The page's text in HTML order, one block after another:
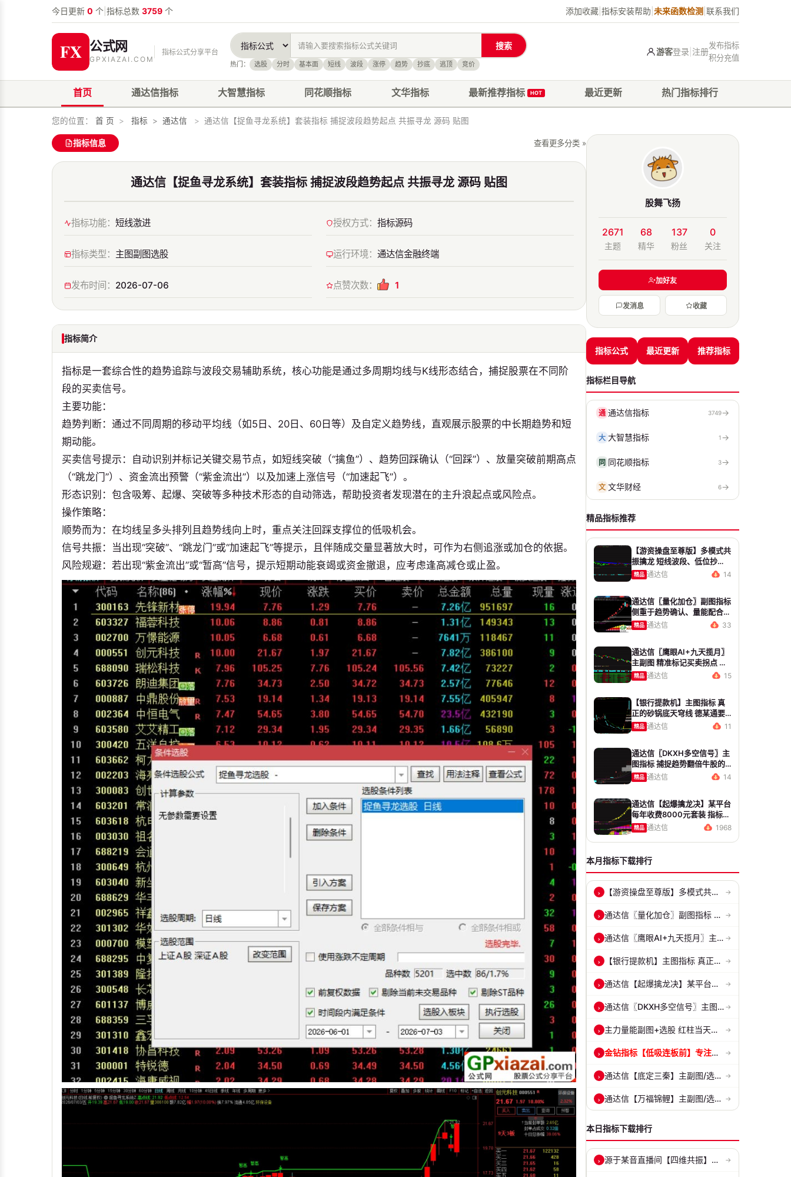
今日更新 0 个 指标总数 3759 个 添加收藏 指标安装帮助 未来函数检测 联系我们
公式网
GPXIAZAI.COM
指标公式分享平台
搜索
热门： 选股 分时 基本面 短线 波段 涨停 趋势 抄底 逃顶 竞价
游客登录 注册
发布指标
积分充值
首页 通达信指标 大智慧指标 同花顺指标 文华指标 最新推荐指标 HOT 最近更新 热门指标排行
您的位置： 首 页 > 指标 > 通达信 > 通达信【捉鱼寻龙系统】套装指标 捕捉波段趋势起点 共振寻龙 源码 贴图
指标信息 查看更多分类 »
通达信【捉鱼寻龙系统】套装指标 捕捉波段趋势起点 共振寻龙 源码 贴图
指标功能： 短线激进 授权方式： 指标源码
指标类型： 主图副图选股 运行环境： 通达信金融终端
发布时间： 2026-07-06 点赞次数： 1
指标简介
指标是一套综合性的趋势追踪与波段交易辅助系统，核心功能是通过多周期均线与K线形态结合，捕捉股票在不同阶
段的买卖信号。
主要功能：
趋势判断：通过不同周期的移动平均线（如5日、20日、60日等）及自定义趋势线，直观展示股票的中长期趋势和短
期动能。
买卖信号提示：自动识别并标记关键交易节点，如短线突破（“擒鱼”）、趋势回踩确认（“回踩”）、放量突破前期高点
（“跳龙门”）、资金流出预警（“紫金流出”）以及加速上涨信号（“加速起飞”）。
形态识别：包含吸筹、起爆、突破等多种技术形态的自动筛选，帮助投资者发现潜在的主升浪起点或风险点。
操作策略：
顺势而为：在均线呈多头排列且趋势线向上时，重点关注回踩支撑位的低吸机会。
信号共振：当出现“突破”、“跳龙门”或“加速起飞”等提示，且伴随成交量显著放大时，可作为右侧追涨或加仓的依据。
风险规避：若出现“紫金流出”或“暂高”信号，提示短期动能衰竭或资金撤退，应考虑逢高减仓或止盈。
股舞飞扬
2671
主题
68
精华
137
粉丝
0
关注
加好友
发消息 收藏
指标公式 最近更新 推荐指标
指标栏目导航
通 通达信指标 3749→
大 大智慧指标 1→
同 同花顺指标 3→
文 文华财经 6→
精品指标推荐
【游资操盘至尊版】多模式共
振擒龙 短线波段、低位抄
底、游资启动行情量身打造
精品 通达信 14
通达信〖量化加仓〗副图指标
侧重于趋势确认、量能配合与
高低位反转信号 源码 贴图
精品 通达信 33
通达信〖鹰眼AI+九天揽月〗
主副图 精准标记买卖拐点 九
维因子共振过滤杂波
精品 通达信 15
【银行提款机】主图指标 真
正的砂锅底天穹线 德某通要
价10万的主图核心算法雷同
版
精品 通达信 11
通达信〖DKXH多空信号〗主
图指标 捕捉趋势翻倍牛股的
最佳股票指标公式之一
精品 通达信 14
通达信【起爆擒龙决】某平台
每年收费8000元套装 指标源
码 无未来
精品 通达信 1968
本月指标下载排行
› 【游资操盘至尊版】多模式共振擒龙 短线波段、低位抄底、游资启动行情量... →
› 通达信〖量化加仓〗副图指标 侧重于趋势确认、量能配合与高低位反转信号... →
› 通达信〖鹰眼AI+九天揽月〗主副图 精准标记买卖拐点 九维因子共振过滤杂... →
› 【银行提款机】主图指标 真正的砂锅底天穹线 德某通要价10万的主图核心... →
› 通达信【起爆擒龙决】某平台每年收费8000元套装 指标源码 无未来 →
› 通达信〖DKXH多空信号〗主图指标 捕捉趋势翻倍牛股的最佳股票指标公式之... →
› 主力量能副图+选股 红柱当天主动买入量 绿柱主动卖出量 →
› 金钻指标【低吸连板前】专注捕捉埋伏主升浪与低吸连板节点 信号全天锁定... →
› 通达信【底定三秦】主副图/选股 连板龙头低吸精准量化 出票少而精 五年... →
› 通达信【万福锦鲤】主副图/选股 一进二主升和锦鲤回调两种模式 源码 →
本日指标下载排行
› 源于某音直播间【四维共振】副图指标 抓趋势拐点，多维信号过滤假突破！... →